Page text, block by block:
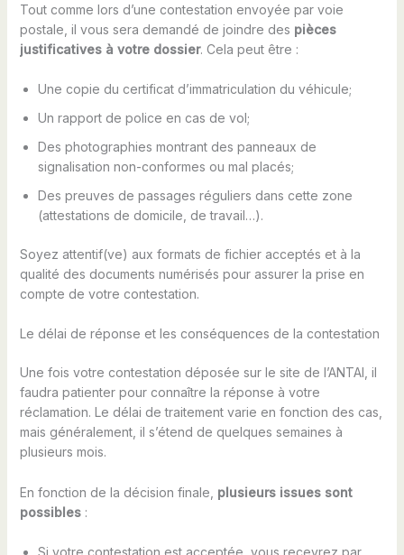
Tout comme lors d’une contestation envoyée par voie
postale, il vous sera demandé de joindre des pièces
justificatives à votre dossier. Cela peut être :
Une copie du certificat d’immatriculation du véhicule;
Un rapport de police en cas de vol;
Des photographies montrant des panneaux de
signalisation non-conformes ou mal placés;
Des preuves de passages réguliers dans cette zone
(attestations de domicile, de travail…).
Soyez attentif(ve) aux formats de fichier acceptés et à la
qualité des documents numérisés pour assurer la prise en
compte de votre contestation.
Le délai de réponse et les conséquences de la contestation
Une fois votre contestation déposée sur le site de l’ANTAI, il
faudra patienter pour connaître la réponse à votre
réclamation. Le délai de traitement varie en fonction des cas,
mais généralement, il s’étend de quelques semaines à
plusieurs mois.
En fonction de la décision finale, plusieurs issues sont
possibles: